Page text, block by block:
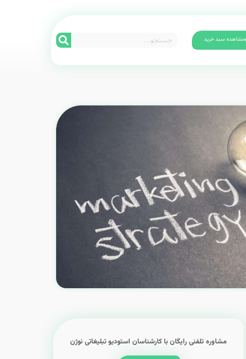
مشاهده سبد خرید
مشاوره تلفنی رایگان با کارشناسان استودیو تبلیغاتی نوژن